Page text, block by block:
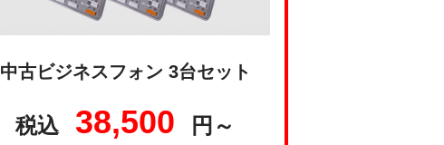
中古ビジネスフォン 3台セット
税込 38,500 円～